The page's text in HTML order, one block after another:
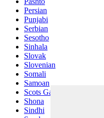
Persian
Punjabi
Serbian
Sesotho
Sinhala
Slovak
Slovenian
Somali
Samoan
Scots Gaelic
Shona
Sindhi